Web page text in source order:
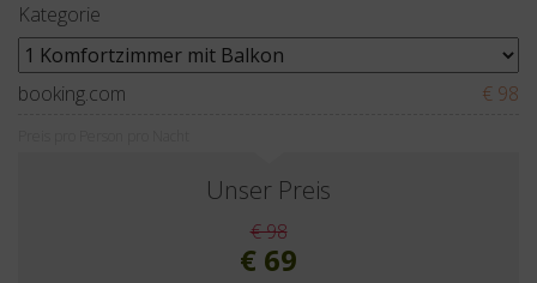
Kategorie
booking.com € 98
Unser Preis
€ 98
€ 69